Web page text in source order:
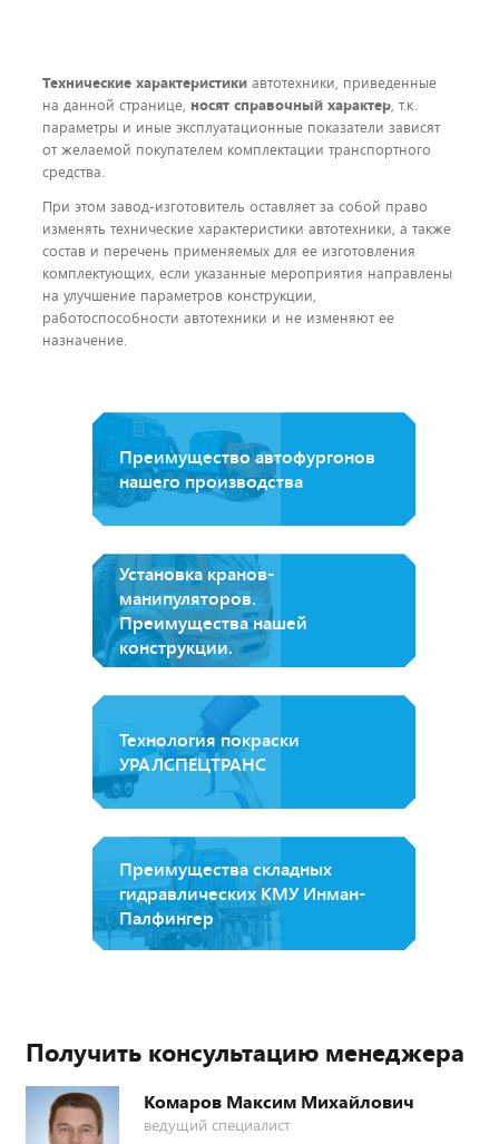
Технические характеристики автотехники, приведенные
на данной странице, носят справочный характер, т.к.
параметры и иные эксплуатационные показатели зависят
от желаемой покупателем комплектации транспортного
средства.
При этом завод-изготовитель оставляет за собой право
изменять технические характеристики автотехники, а также
состав и перечень применяемых для ее изготовления
комплектующих, если указанные мероприятия направлены
на улучшение параметров конструкции,
работоспособности автотехники и не изменяют ее
назначение.
Преимущество автофургонов
нашего производства
Установка кранов-
манипуляторов.
Преимущества нашей
конструкции.
Технология покраски
УРАЛСПЕЦТРАНС
Преимущества складных
гидравлических КМУ Инман-
Палфингер
Получить консультацию менеджера
Комаров Максим Михайлович
ведущий специалист